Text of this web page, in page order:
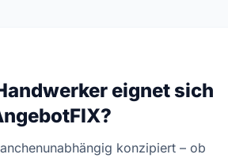
eignet sich
konzipiert – ob